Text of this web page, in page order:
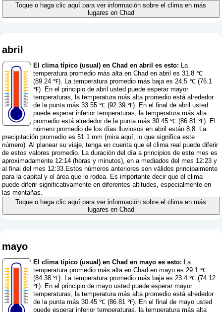
Toque o haga clic aquí para ver información sobre el clima en más
lugares en Chad
abril
El clima típico (usual) en Chad en abril es esto: La
temperatura promedio más alta en Chad en abril es 31.8 ℃
(89.24 ℉). La temperatura promedio más baja es 24.5 ℃ (76.1
℉). En el principio de abril usted puede esperar mayor
temperaturas, la temperatura más alta promedio está alrededor
de la punta más 33.55 ℃ (92.39 ℉). En el final de abril usted
puede esperar inferior temperaturas, la temperatura más alta
promedio está alrededor de la punta más 30.45 ℃ (86.81 ℉). El
número promedio de los días lluviosos en abril están 8.8. La
precipitación promedio es 51.1 mm (mira aquí, lo que significa este
número). Al planear su viaje, tenga en cuenta que el clima real puede diferir
de estos valores promedio. La duración del día a principios de este mes es
aproximadamente 12:14 (horas y minutos), en a mediados del mes 12:23 y
al final del mes 12:33.Estos números anteriores son válidos principalmente
para la capital y el área que lo rodea. Es importante decir que el clima
puede diferir significativamente en diferentes altitudes, especialmente en
las montañas.
Toque o haga clic aquí para ver información sobre el clima en más
lugares en Chad
mayo
El clima típico (usual) en Chad en mayo es esto: La
temperatura promedio más alta en Chad en mayo es 29.1 ℃
(84.38 ℉). La temperatura promedio más baja es 23.4 ℃ (74.12
℉). En el principio de mayo usted puede esperar mayor
temperaturas, la temperatura más alta promedio está alrededor
de la punta más 30.45 ℃ (86.81 ℉). En el final de mayo usted
puede esperar inferior temperaturas, la temperatura más alta